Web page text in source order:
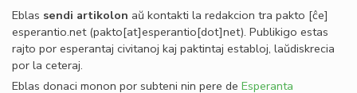
Eblas sendi artikolon aŭ kontakti la redakcion tra pakto [ĉe]
esperantio.net(pakto[at]esperantio[dot]net). Publikigo estas
rajto por esperantaj civitanoj kaj paktintaj establoj, laŭdiskrecia
por la ceteraj.
Eblas donaci monon por subteni nin pere de Esperanta